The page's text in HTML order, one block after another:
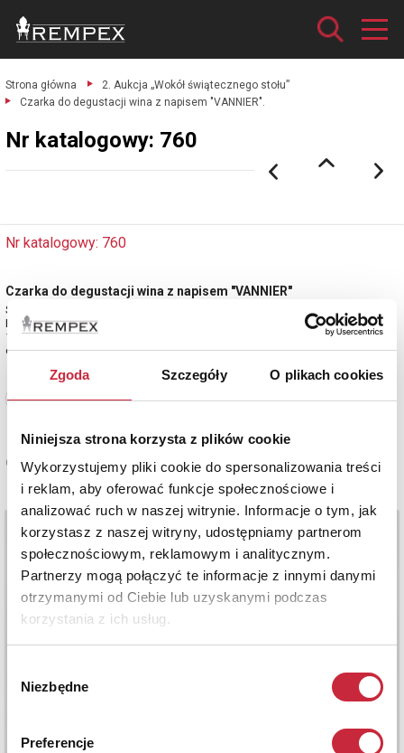
Zgoda Szczegóły O plikach cookies
Niniejsza strona korzysta z plików cookie
Wykorzystujemy pliki cookie do spersonalizowania treści
i reklam, aby oferować funkcje społecznościowe i
analizować ruch w naszej witrynie. Informacje o tym, jak
korzystasz z naszej witryny, udostępniamy partnerom
społecznościowym, reklamowym i analitycznym.
Partnerzy mogą połączyć te informacje z innymi danymi
otrzymanymi od Ciebie lub uzyskanymi podczas
korzystania z ich usług.
zgody
Niezbędne
Preferencje
Strona główna
2. Aukcja „Wokół świątecznego stołu”
Czarka do degustacji wina z napisem "VANNIER".
Nr katalogowy: 760
Nr katalogowy: 760
Czarka do degustacji wina z napisem "VANNIER"
Srebro pr. 950 (Minerwa 1), cechowane; 4 x 77 x 8,7 cm, waga 73,5 g.
Francja, Paryż, złotnik Scipion Pellerin & Louis Lemoing, 2 poł XIX w. (po
1866).
estymacja: 600 - 700 zł
Zobacz pełne informacje
Cena sprzedaży
1 300 zł